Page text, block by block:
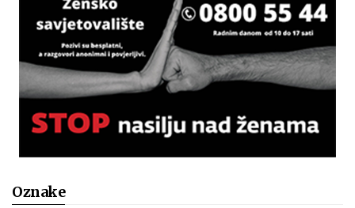
Oznake